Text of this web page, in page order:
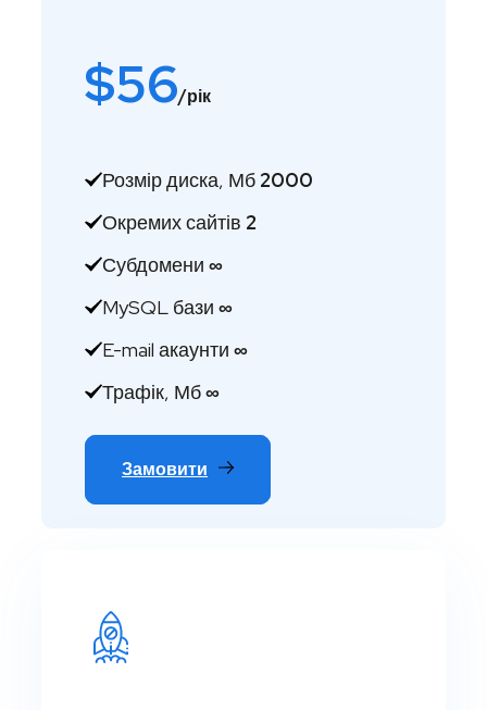
$56/рік
Розмір диска, Мб 2000
Окремих сайтів 2
Субдомени ∞
MySQL бази ∞
E-mail акаунти ∞
Трафік, Мб∞
Замовити